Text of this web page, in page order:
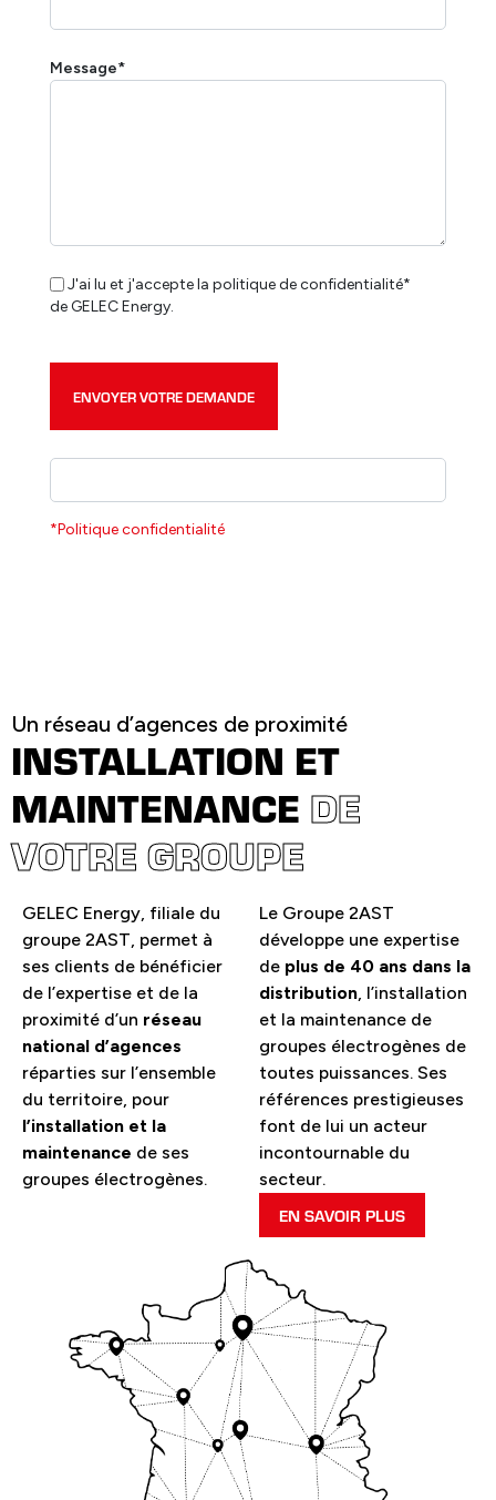
Message*
J'ai lu et j'accepte la politique de confidentialité*
de GELEC Energy.
*Politique confidentialité
Un réseau d’agences de proximité
INSTALLATION ET
MAINTENANCE DE
VOTRE GROUPE
GELEC Energy, filiale du
groupe 2AST, permet à
ses clients de bénéficier
de l’expertise et de la
proximité d’un réseau
national d’agences
réparties sur l’ensemble
du territoire, pour
l’installation et la
maintenance de ses
groupes électrogènes.
Le Groupe 2AST
développe une expertise
de plus de 40 ans dans la
distribution, l’installation
et la maintenance de
groupes électrogènes de
toutes puissances. Ses
références prestigieuses
font de lui un acteur
incontournable du
secteur.
EN SAVOIR PLUS